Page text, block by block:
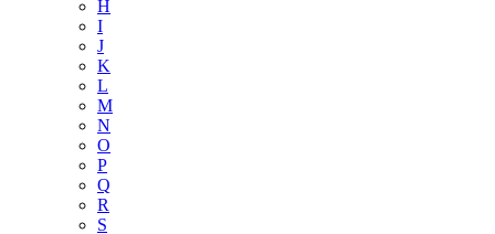
H
I
J
K
L
M
N
O
P
Q
R
S